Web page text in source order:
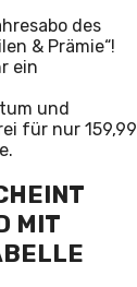
des
& Prämie“!
ein
und
für nur 159,99
MIT